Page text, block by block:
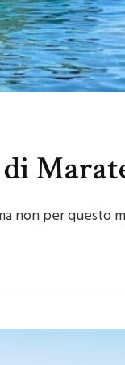
non per questo